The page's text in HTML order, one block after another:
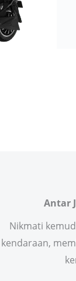
Antar
Nikmati
kendaraan,